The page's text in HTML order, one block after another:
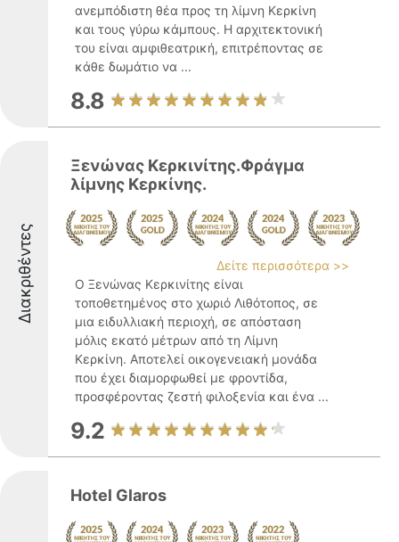
ανεμπόδιστη θέα προς τη λίμνη Κερκίνη
και τους γύρω κάμπους. Η αρχιτεκτονική
του είναι αμφιθεατρική, επιτρέποντας σε
κάθε δωμάτιο να ...
8.8
Διακριθέντες
Ξενώνας Κερκινίτης.Φράγμα
λίμνης Κερκίνης.
Δείτε περισσότερα >>
Ο Ξενώνας Κερκινίτης είναι
τοποθετημένος στο χωριό Λιθότοπος, σε
μια ειδυλλιακή περιοχή, σε απόσταση
μόλις εκατό μέτρων από τη Λίμνη
Κερκίνη. Αποτελεί οικογενειακή μονάδα
που έχει διαμορφωθεί με φροντίδα,
προσφέροντας ζεστή φιλοξενία και ένα ...
9.2
Hotel Glaros